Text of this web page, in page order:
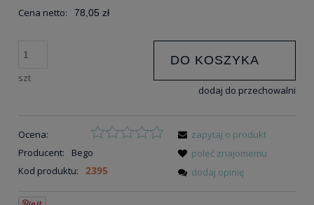
Cena netto: 78,05 zł
szt
DO KOSZYKA
dodaj do przechowalni
Ocena:
Producent:
Bego
Kod produktu:
2395
zapytaj o produkt
poleć znajomemu
dodaj opinię